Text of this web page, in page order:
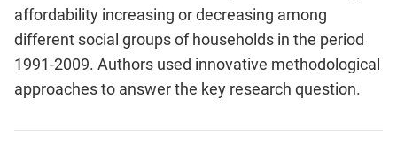
affordability increasing or decreasing among
different social groups of households in the period
1991-2009. Authors used innovative methodological
approaches to answer the key research question.